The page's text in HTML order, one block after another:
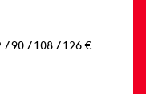
/ 90 / 108 / 126 €